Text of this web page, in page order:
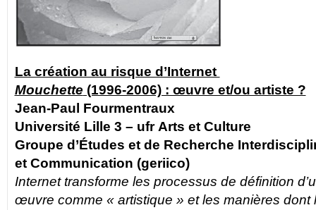
La création au risque d’Internet
Mouchette (1996-2006) : œuvre et/ou artiste ?
Jean-Paul Fourmentraux
Université Lille 3 – ufr Arts et Culture
Groupe d’Études et de Recherche
et Communication (geriico)
Internet transforme les processus de définition
œuvre comme « artistique » et les manières dont